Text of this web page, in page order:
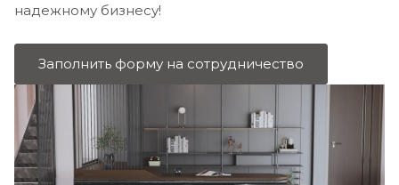
надежному бизнесу!
Заполнить форму на сотрудничество